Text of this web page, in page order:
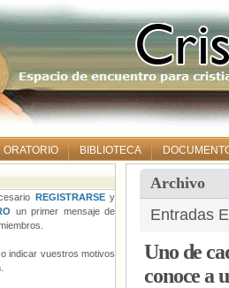
ORATORIO BIBLIOTECA
Archivo
Entradas
Uno de
conoce a
REGISTRARSEy
un primer mensaje de
indicar vuestros motivos